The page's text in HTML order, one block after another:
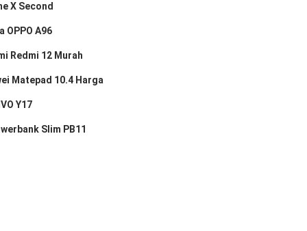
X Second
OPPO A96
Redmi 12 Murah
Matepad 10.4 Harga
Y17
Slim PB11